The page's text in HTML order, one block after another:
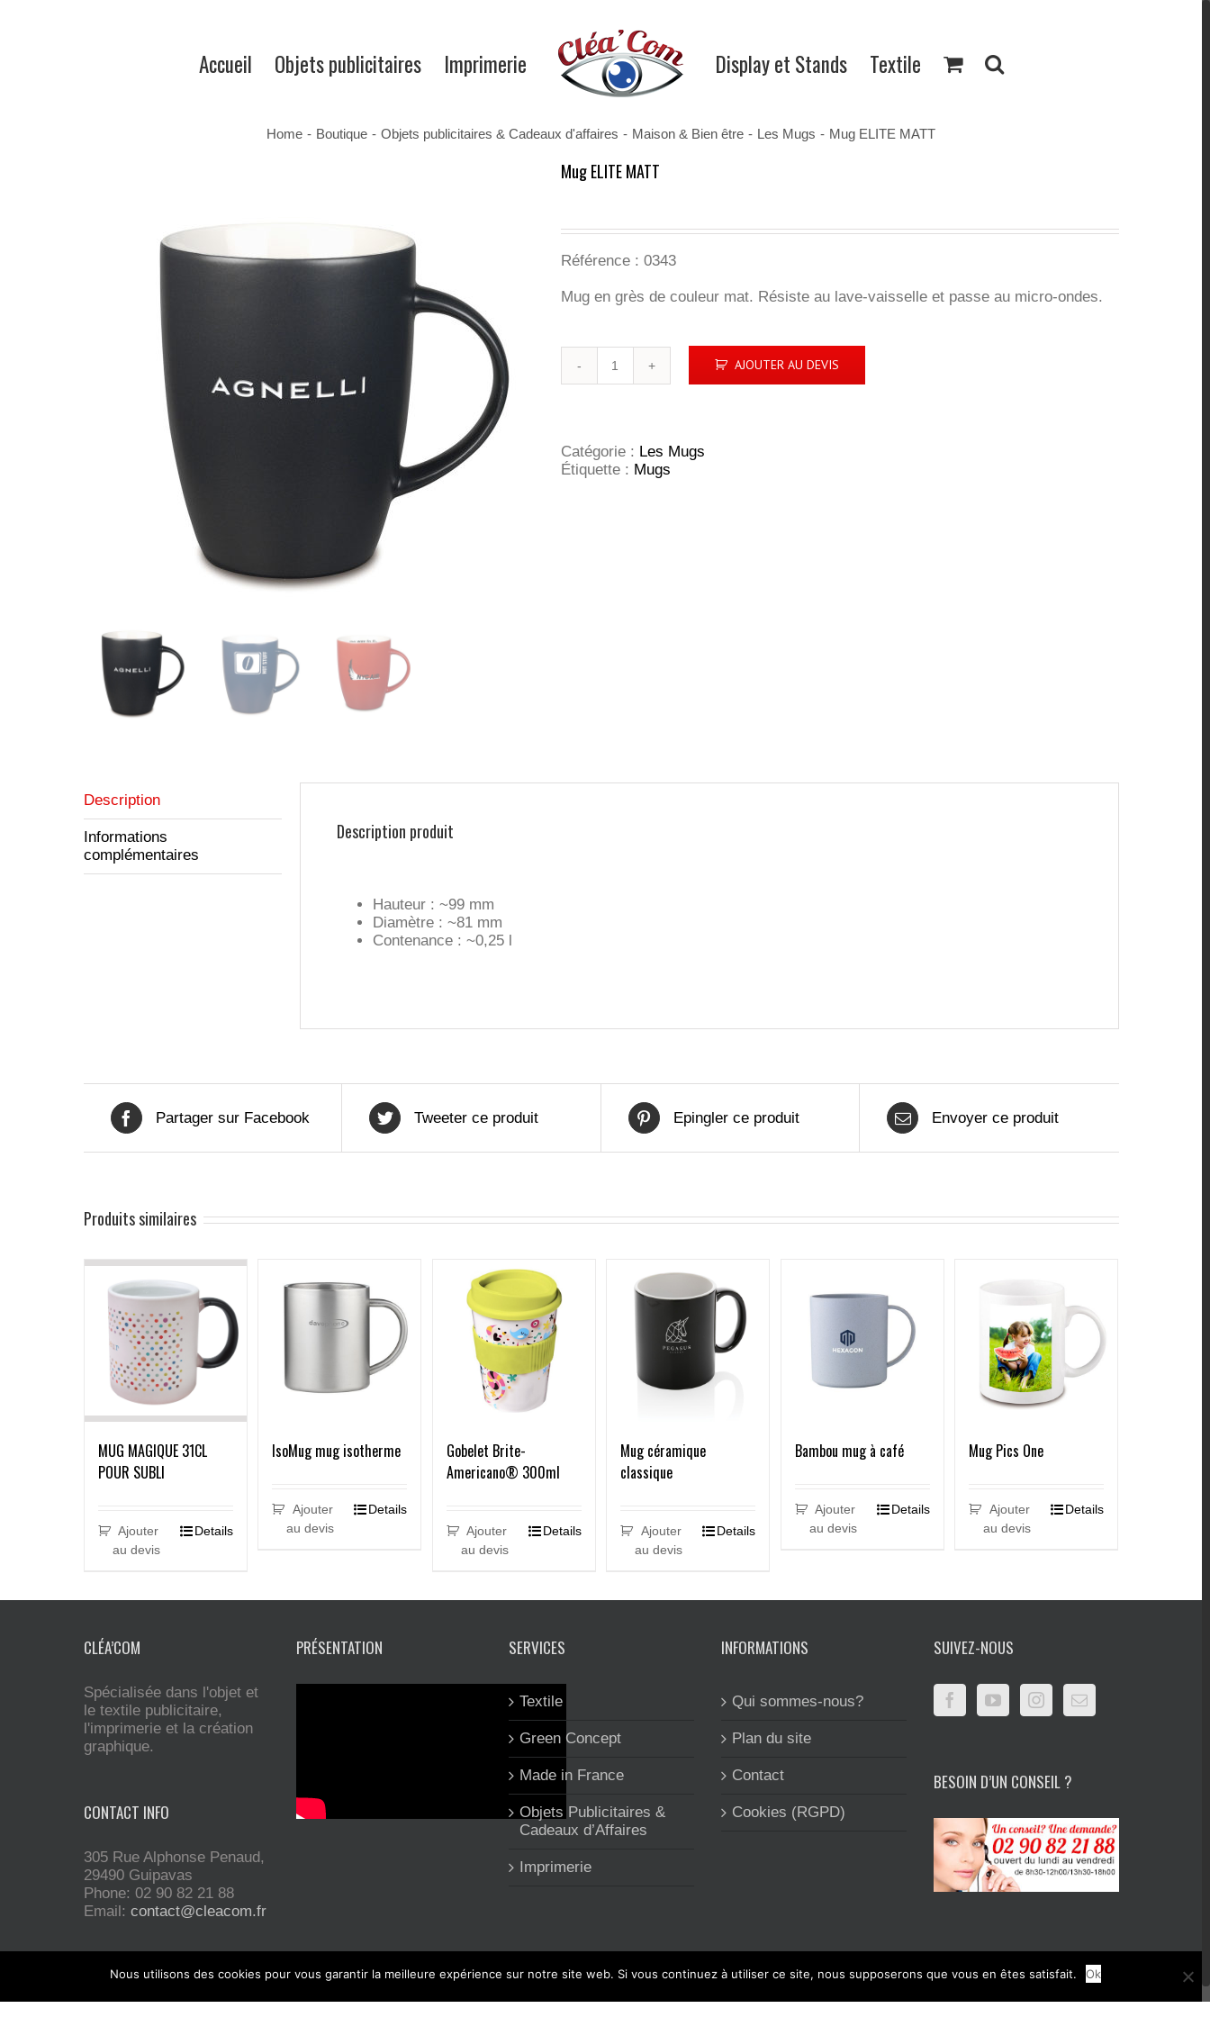
Accueil Objets publicitaires Imprimerie Display et Stands Textile
Home - Boutique - Objets publicitaires & Cadeaux d'affaires - Maison & Bien être - Les Mugs - Mug ELITE MATT
Mug ELITE MATT
Référence : 0343
Mug en grès de couleur mat. Résiste au lave-vaisselle et passe au micro-ondes.
de
AJOUTER AU DEVIS
Catégorie : Les Mugs
Étiquette : Mugs
Description
Informations
complémentaires
Description produit
Hauteur : ~99 mm
Diamètre : ~81 mm
Contenance : ~0,25 l
Partager sur Facebook Tweeter ce produit Epingler ce produit Envoyer ce produit
Produits similaires
MUG MAGIQUE 31CL
POUR SUBLI
Ajouter
au devis
Details
IsoMug mug isotherme
Ajouter
au devis
Details
Gobelet Brite-
Americano® 300ml
Ajouter
au devis
Details
Mug céramique
classique
Ajouter
au devis
Details
Bambou mug à café
Ajouter
au devis
Details
Mug Pics One
Ajouter
au devis
Details
CLÉA’COM
Spécialisée dans l'objet et
le textile publicitaire,
l'imprimerie et la création
graphique.
CONTACT INFO
305 Rue Alphonse Penaud,
29490 Guipavas
Phone: 02 90 82 21 88
Email: contact@cleacom.fr
PRÉSENTATION SERVICES
Textile
Green Concept
Made in France
Objets Publicitaires &
Cadeaux d’Affaires
Imprimerie
INFORMATIONS
Qui sommes-nous?
Plan du site
Contact
Cookies (RGPD)
SUIVEZ-NOUS
BESOIN D’UN CONSEIL ?
Installée sur Guipavas, la société CLEA'COM est spécialisée dans l'objet et le textile publicitaire, l'imprimerie et la création graphique.
Nous utilisons des cookies pour vous garantir la meilleure expérience sur notre site web. Si vous continuez à utiliser ce site, nous supposerons que vous en êtes satisfait. Ok